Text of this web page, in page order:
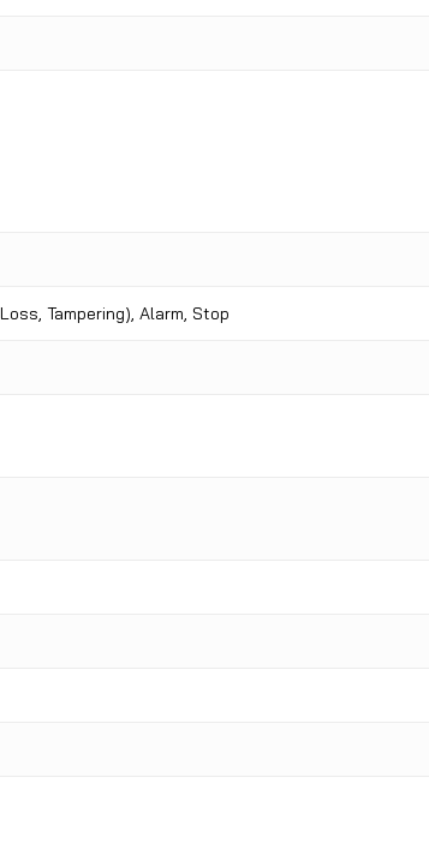
Tampering), Alarm, Stop